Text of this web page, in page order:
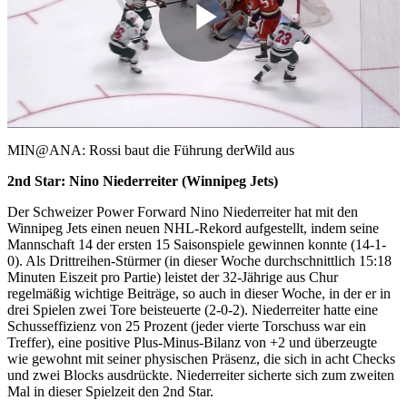
Play
Video
MIN@ANA: Rossi baut die Führung derWild aus
2nd Star: Nino Niederreiter (Winnipeg Jets)
Der Schweizer Power Forward Nino Niederreiter hat mit den
Winnipeg Jets einen neuen NHL-Rekord aufgestellt, indem seine
Mannschaft 14 der ersten 15 Saisonspiele gewinnen konnte (14-1-
0). Als Drittreihen-Stürmer (in dieser Woche durchschnittlich 15:18
Minuten Eiszeit pro Partie) leistet der 32-Jährige aus Chur
regelmäßig wichtige Beiträge, so auch in dieser Woche, in der er in
drei Spielen zwei Tore beisteuerte (2-0-2). Niederreiter hatte eine
Schusseffizienz von 25 Prozent (jeder vierte Torschuss war ein
Treffer), eine positive Plus-Minus-Bilanz von +2 und überzeugte
wie gewohnt mit seiner physischen Präsenz, die sich in acht Checks
und zwei Blocks ausdrückte. Niederreiter sicherte sich zum zweiten
Mal in dieser Spielzeit den 2nd Star.